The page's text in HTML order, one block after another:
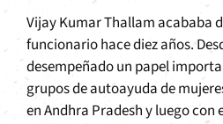
Vijay Kumar Thallam acababa
funcionario hace diez años.
desempeñado un papel
grupos de autoayuda de
en Andhra Pradesh y luego con